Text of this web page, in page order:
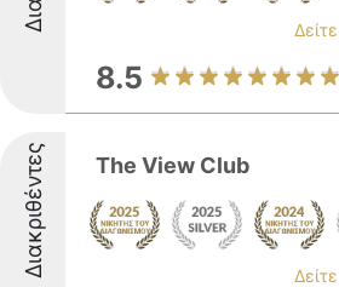
8.5
Διακριθέντες The View Club